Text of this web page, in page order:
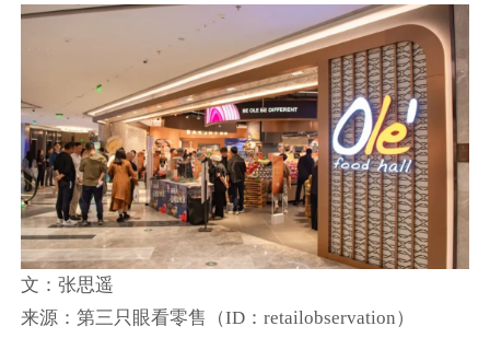
文：张思遥
来源：第三只眼看零售（ID：retailobservation）